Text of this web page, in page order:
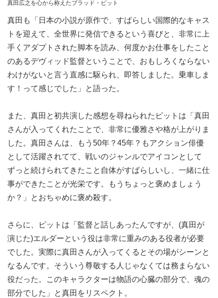
真田広之を心から称えたブラッド・ピット
真田も「日本の小説が原作で、すばらしい国際的なキャス
トを迎えて、全世界に発信できるという喜びと、非常に上
手くアダプトされた脚本を読み、何度かお仕事をしたこと
のあるデヴィッド監督ということで、おもしろくならない
わけがないと言う直感に駆られ、即答しました。乗車しま
す！って感じでした」と語った。
また、真田と初共演した感想を尋ねられたピットは「真田
さんが入ってくれたことで、非常に優雅さや格が上がりま
した。真田さんは、もう50年？45年？もアクション俳優
として活躍されてて、戦いのジャンルでアイコンとして
ずっと続けられてきたこと自体がすばらしいし、一緒に仕
事ができたことが光栄です。もうちょっと褒めましょう
か？」とおちゃめに褒め殺す。
さらに、ピットは「監督と話しあったんですが、(真田が
演じた)エルダーという役は非常に重みのある役者が必要
でした。実際に真田さんが入ってくるとその場がシーンと
なるんです。そういう尊敬する人じゃなくては務まらない
役だった。このキャラクターは物語の心臓の部分で、魂の
部分でした」と真田をリスペクト。